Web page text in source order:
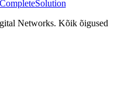
Networks. Kõik õigused